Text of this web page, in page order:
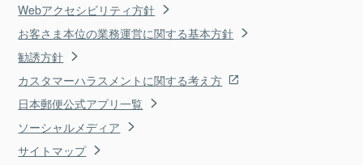
Webアクセシビリティ方針
お客さま本位の業務運営に関する基本方針
勧誘方針
カスタマーハラスメントに関する考え方
日本郵便公式アプリ一覧
ソーシャルメディア
サイトマップ